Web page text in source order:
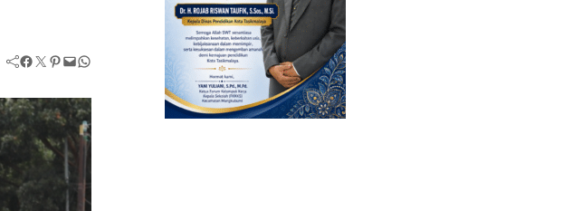
Facebook Twitter Pinterest Mail WhatsApp